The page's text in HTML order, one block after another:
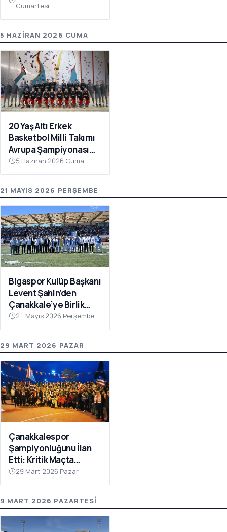
Cumartesi
5 HAZIRAN 2026 CUMA
20 Yaş Altı Erkek
Basketbol Milli Takımı
Avrupa Şampiyonası
Hazırlıkları İçin
Çanakkale’de Kampa
5 Haziran 2026 Cuma
21 MAYIS 2026 PERŞEMBE
Bigaspor Kulüp Başkanı
Levent Şahin’den
Çanakkale’ye Birlik
Çağrısı
21 Mayıs 2026 Perşembe
29 MART 2026 PAZAR
Çanakkalespor
Şampiyonluğunu İlan
Etti: Kritik Maçta
Galibiyet Geldi
29 Mart 2026 Pazar
9 MART 2026 PAZARTESI